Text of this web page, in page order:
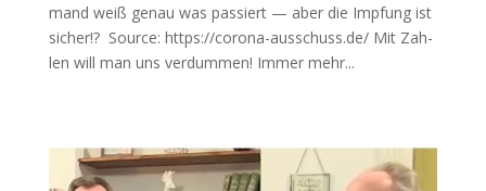
mand weiß genau was pas­siert — aber die Imp­fung ist
sicher!? Source: https://corona-ausschuss.de/ Mit Zah­
len will man uns verdummen! Immer mehr...